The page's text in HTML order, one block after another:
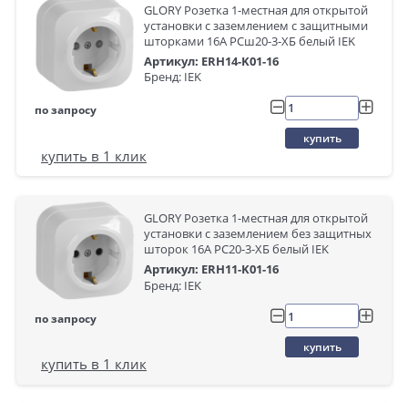
GLORY Розетка 1-местная для открытой
установки с заземлением с защитными
шторками 16А РСш20-3-ХБ белый IEK
Артикул: ERH14-K01-16
Бренд: IEK
по запросу
купить
купить в 1 клик
GLORY Розетка 1-местная для открытой
установки с заземлением без защитных
шторок 16А РС20-3-ХБ белый IEK
Артикул: ERH11-K01-16
Бренд: IEK
по запросу
купить
купить в 1 клик